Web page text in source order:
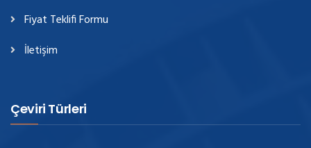
Fiyat Teklifi Formu
İletişim
Çeviri Türleri